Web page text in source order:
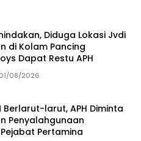
Diduga Lokasi Jvdi
di Kolam Pancing
Dapat Restu APH
01/08/2026
Berlarut-larut, APH Diminta
Penyalahgunaan
Pertamina